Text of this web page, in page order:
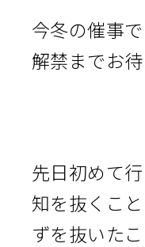
今冬の催事
解禁までお
先日初めて
知を抜くこ
ずを抜いた